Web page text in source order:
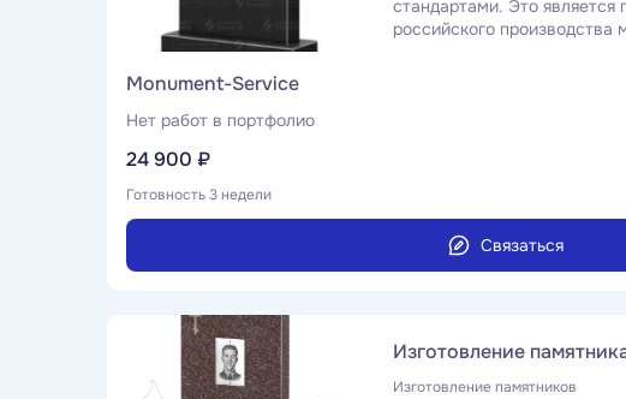
стандартами. Это является
российского производства
Monument-Service
Нет работ в портфолио
24 900 ₽
Готовность 3 недели
Связаться
Изготовление
Изготовление памятников